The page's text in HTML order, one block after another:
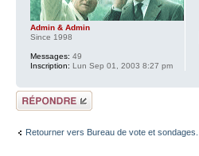
Admin & Admin
Since 1998
Messages: 49
Inscription: Lun Sep 01, 2003 8:27 pm
Répondre
Retourner vers Bureau de vote et sondages...